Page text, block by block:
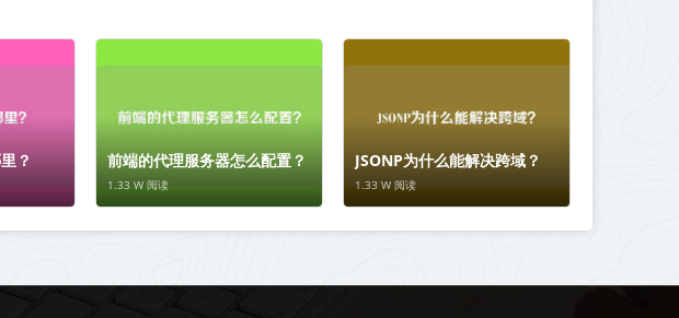
？ 前端的代理服务器怎么配置？
1.33 W 阅读
JSONP为什么能解决跨域？
1.33 W 阅读